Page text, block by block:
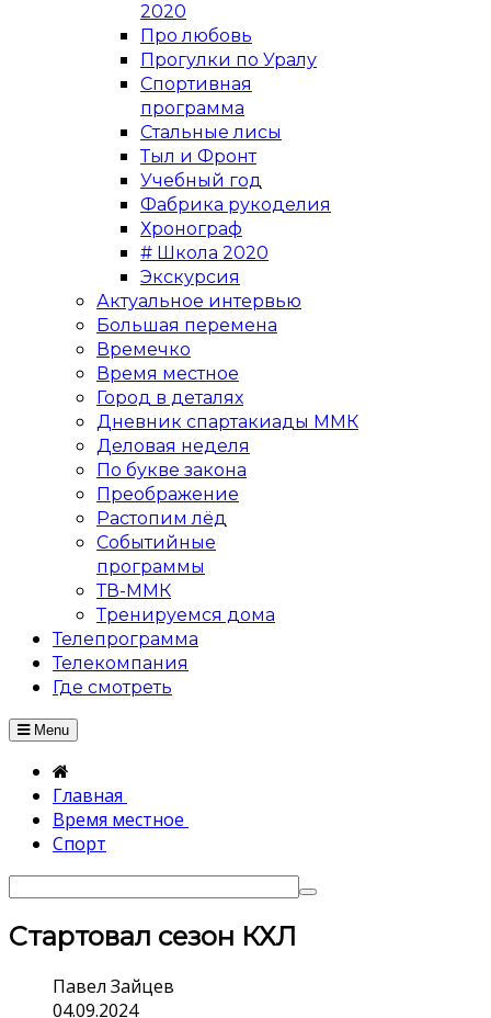
2020
Про любовь
Прогулки по Уралу
Спортивная
программа
Стальные лисы
Тыл и Фронт
Учебный год
Фабрика рукоделия
Хронограф
# Школа 2020
Экскурсия
Актуальное интервью
Большая перемена
Времечко
Время местное
Город в деталях
Дневник спартакиады ММК
Деловая неделя
По букве закона
Преображение
Растопим лёд
Событийные
программы
ТВ-ММК
Тренируемся дома
Телепрограмма
Телекомпания
Где смотреть
Menu
Главная
Время местное
Спорт
Стартовал сезон КХЛ
Павел Зайцев
04.09.2024